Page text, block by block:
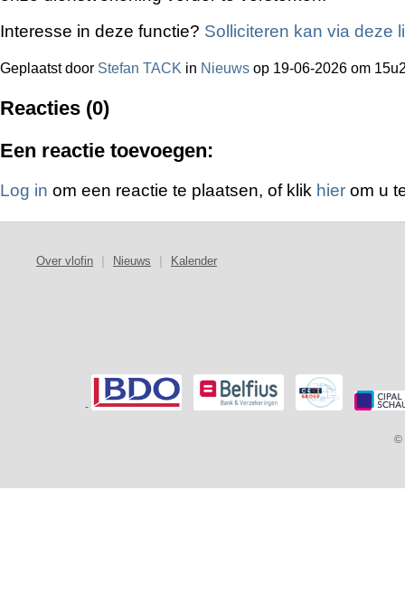
Interesse in deze functie? Solliciteren kan via deze
Geplaatst door Stefan TACK in Nieuws op 19-06-2026 om
Reacties (0)
Een reactie toevoegen:
Log in om een reactie te plaatsen, of klik hier om u
Over vlofin Nieuws Kalender
-
©